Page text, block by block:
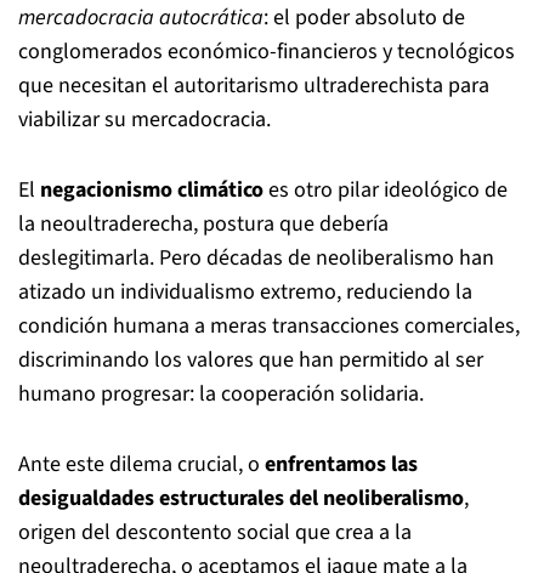
mercadocracia autocrática: el poder absoluto de
conglomerados económico-financieros y tecnológicos
que necesitan el autoritarismo ultraderechista para
viabilizar su mercadocracia.
El negacionismo climáticoes otro pilar ideológico de
la neoultraderecha, postura que debería
deslegitimarla. Pero décadas de neoliberalismo han
atizado un individualismo extremo, reduciendo la
condición humana a meras transacciones comerciales,
discriminando los valores que han permitido al ser
humano progresar: la cooperación solidaria.
Ante este dilema crucial, o enfrentamos las
desigualdades estructurales del neoliberalismo,
origen del descontento social que crea a la
neoultraderecha, o aceptamos el jaque mate a la